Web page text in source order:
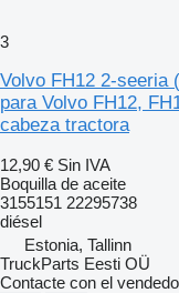
3
Volvo FH12 2-seeria
para Volvo FH12,
cabeza tractora
12,90 € Sin IVA
Boquilla de aceite
3155151 22295738
diésel
Estonia, Tallinn
TruckParts Eesti OÜ
Contacte con el